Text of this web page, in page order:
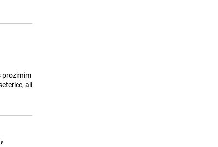
prozirnim
ali